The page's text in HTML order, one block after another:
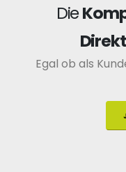
Die
Egal ob als